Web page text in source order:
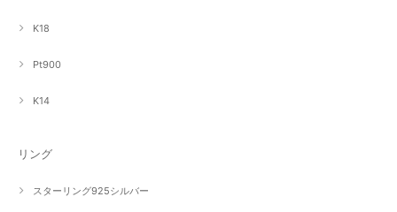
K18
Pt900
K14
リング
スターリング925シルバー